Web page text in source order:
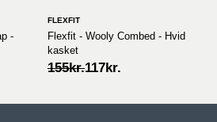
-
FLEXFIT
Flexfit - Wooly Combed - Hvid
kasket
155kr.
Original
155kr..
117kr.
Current
117kr..